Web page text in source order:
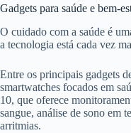
Gadgets para saúde e bem-
O cuidado com a saúde é
a tecnologia está cada vez
Entre os principais gadgets
smartwatches focados em
10, que oferece
sangue, análise de sono em
arritmias.